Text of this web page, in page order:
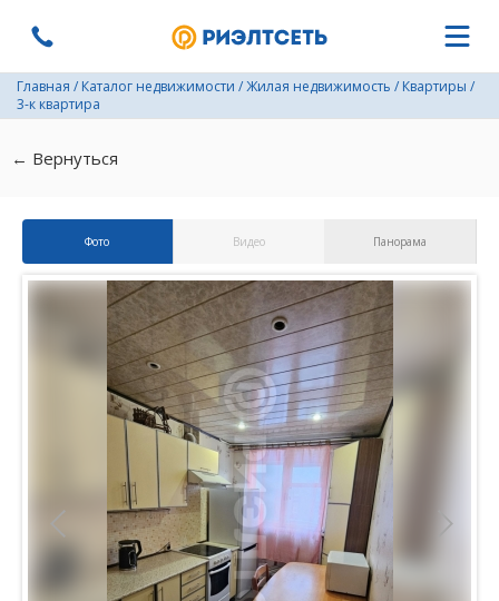
Главная / Каталог недвижимости /Жилая недвижимость / Квартиры /
3-к квартира
← Вернуться
Фото Видео Панорама